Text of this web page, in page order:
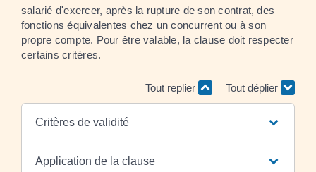
salarié d'exercer, après la rupture de son contrat, des
fonctions équivalentes chez un concurrent ou à son
propre compte. Pour être valable, la clause doit respecter
certains critères.
Tout replier Tout déplier
Critères de validité
Application de la clause